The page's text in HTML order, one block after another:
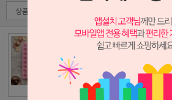
DA002-미니도넛
몰드 48구
1,400원